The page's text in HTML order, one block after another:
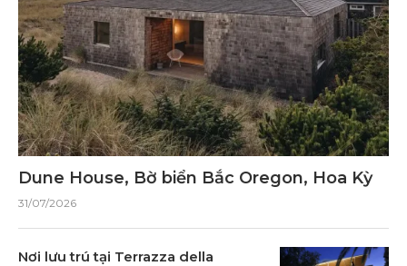
Dune House, Bờ biển Bắc Oregon, Hoa Kỳ
31/07/2026
Nơi lưu trú tại Terrazza della